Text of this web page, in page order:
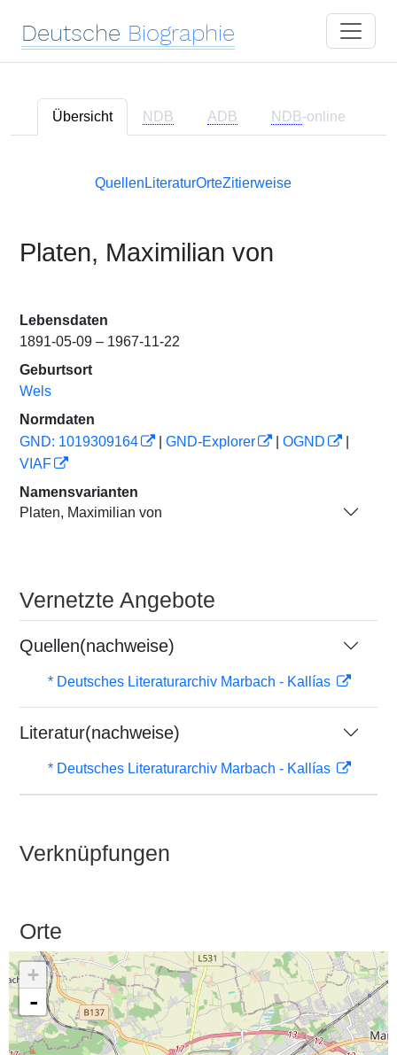
Deutsche Biographie
Übersicht NDB ADB NDB-online
Quellen LiteraturOrteZitierweise
Platen, Maximilian von
Lebensdaten
1891-05-09 – 1967-11-22
Geburtsort
Wels
Normdaten
GND: 1019309164
GND-Explorer OGND
VIAF
Namensvarianten
Platen, Maximilian von
Vernetzte Angebote
Quellen(nachweise)
* Deutsches Literaturarchiv Marbach - Kallías
Literatur(nachweise)
* Deutsches Literaturarchiv Marbach - Kallías
Verknüpfungen
Orte
+
-